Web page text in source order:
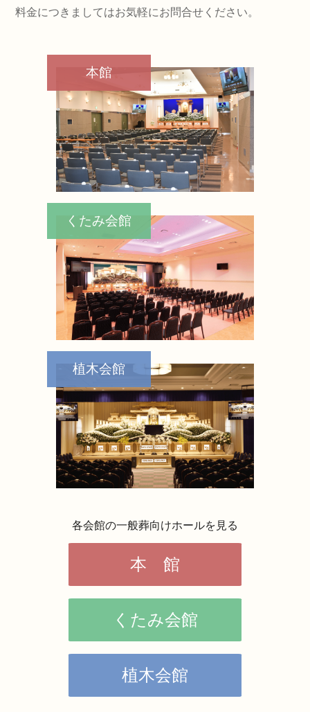
料金につきましてはお気軽にお問合せください。
本館
くたみ会館
植木会館
各会館の一般葬向けホールを見る
本 館
くたみ会館
植木会館